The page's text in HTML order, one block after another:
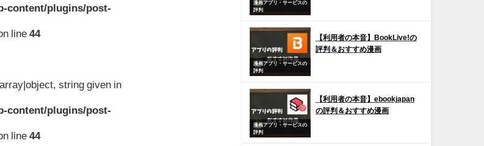
content/plugins/post-
line44
string given in
content/plugins/post-
line44
漫画アプリ・サービスの
評判
漫画アプリ・サービスの
評判
【利用者の本音】BookLive!の
評判＆おすすめ漫画
漫画アプリ・サービスの
評判
【利用者の本音】ebookjapan
の評判＆おすすめ漫画